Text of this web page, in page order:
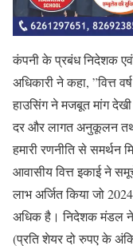
कंपनी के प्रबंध निदेशक
अधिकारी ने कहा, ”वित्त
हाउसिंग ने मजबूत मांग
दर और लागत अनुकूलन
हमारी रणनीति से समर्थन
आवासीय वित्त इकाई ने
लाभ अर्जित किया जो
अधिक है। निदेशक मंडल ने
(प्रति शेयर दो रुपए के